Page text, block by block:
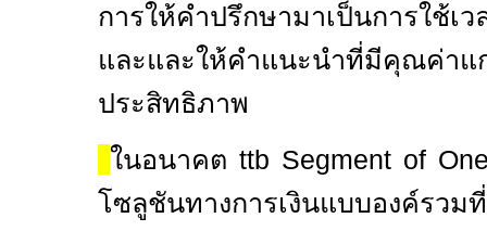
การให้คำปรึกษามาเป็นการใช้เ
และและให้คำแนะนำที่มีคุณค่าแ
ประสิทธิภาพ
ในอนาคต ttb Segment of
โซลูชันทางการเงินแบบองค์รวม